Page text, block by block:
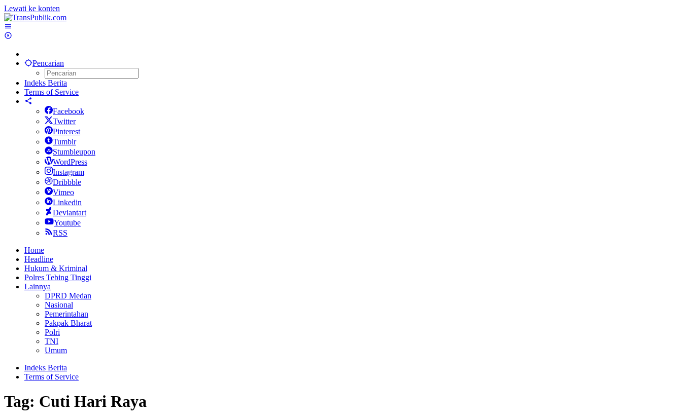
Lewati ke konten
Pencarian
Indeks Berita
Terms of Service
Facebook
Twitter
Pinterest
Tumblr
Stumbleupon
WordPress
Instagram
Dribbble
Vimeo
Linkedin
Deviantart
Youtube
RSS
Home
Headline
Hukum & Kriminal
Polres Tebing Tinggi
Lainnya
DPRD Medan
Nasional
Pemerintahan
Pakpak Bharat
Polri
TNI
Umum
Indeks Berita
Terms of Service
Tag: Cuti Hari Raya